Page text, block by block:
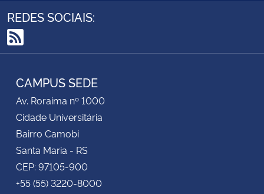
REDES SOCIAIS:
RSS
CAMPUS SEDE
Av. Roraima nº 1000
Cidade Universitária
Bairro Camobi
Santa Maria - RS
CEP: 97105-900
+55 (55) 3220-8000